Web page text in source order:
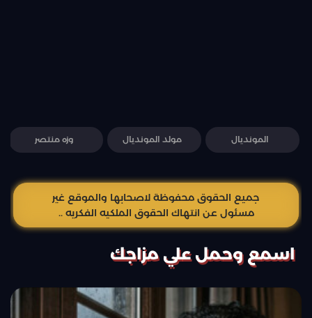
المونديال مولد المونديال وزه منتصر
جميع الحقوق محفوظة لاصحابها والموقع غير
مسئول عن انتهاك الحقوق الملكيه الفكريه ..
اسمع وحمل علي مزاجك